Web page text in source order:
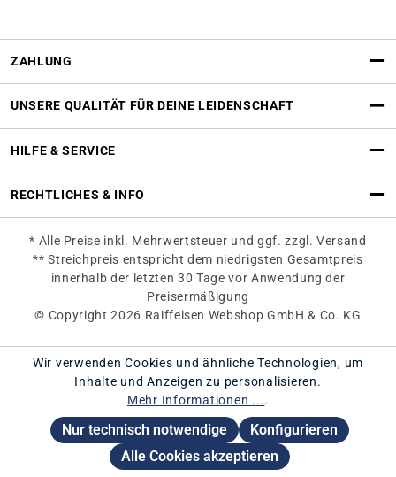
ZAHLUNG
UNSERE QUALITÄT FÜR DEINE LEIDENSCHAFT
HILFE & SERVICE
RECHTLICHES & INFO
* Alle Preise inkl. Mehrwertsteuer und ggf. zzgl. Versand
** Streichpreis entspricht dem niedrigsten Gesamtpreis
innerhalb der letzten 30 Tage vor Anwendung der
Preisermäßigung
© Copyright 2026 Raiffeisen Webshop GmbH & Co. KG
Wir verwenden Cookies und ähnliche Technologien, um
Inhalte und Anzeigen zu personalisieren.
Mehr Informationen ....
Nur technisch notwendige
Konfigurieren
Alle Cookies akzeptieren